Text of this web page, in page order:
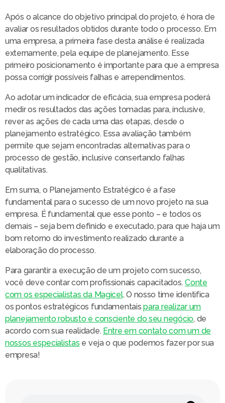
Após o alcance do objetivo principal do projeto, é hora de
avaliar os resultados obtidos durante todo o processo. Em
uma empresa, a primeira fase desta análise é realizada
externamente, pela equipe de planejamento. Esse
primeiro posicionamento é importante para que a empresa
possa corrigir possíveis falhas e arrependimentos.
Ao adotar um indicador de eficácia, sua empresa poderá
medir os resultados das ações tomadas para, inclusive,
rever as ações de cada uma das etapas, desde o
planejamento estratégico. Essa avaliação também
permite que sejam encontradas alternativas para o
processo de gestão, inclusive consertando falhas
qualitativas.
Em suma, o Planejamento Estratégico é a fase
fundamental para o sucesso de um novo projeto na sua
empresa. É fundamental que esse ponto – e todos os
demais – seja bem definido e executado, para que haja um
bom retorno do investimento realizado durante a
elaboração do processo.
Para garantir a execução de um projeto com sucesso,
você deve contar com profissionais capacitados.Conte
com os especialistas da Magicel. O nosso time identifica
os pontos estratégicos fundamentaispara realizar um
planejamento robusto e consciente do seu negócio, de
acordo com sua realidade. Entre em contato com um de
nossos especialistas e veja o que podemos fazer por sua
empresa!